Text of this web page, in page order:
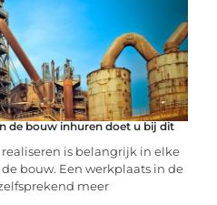
de bouw inhuren doet u bij dit
is belangrijk in elke
bouw. Een werkplaats in de
meer